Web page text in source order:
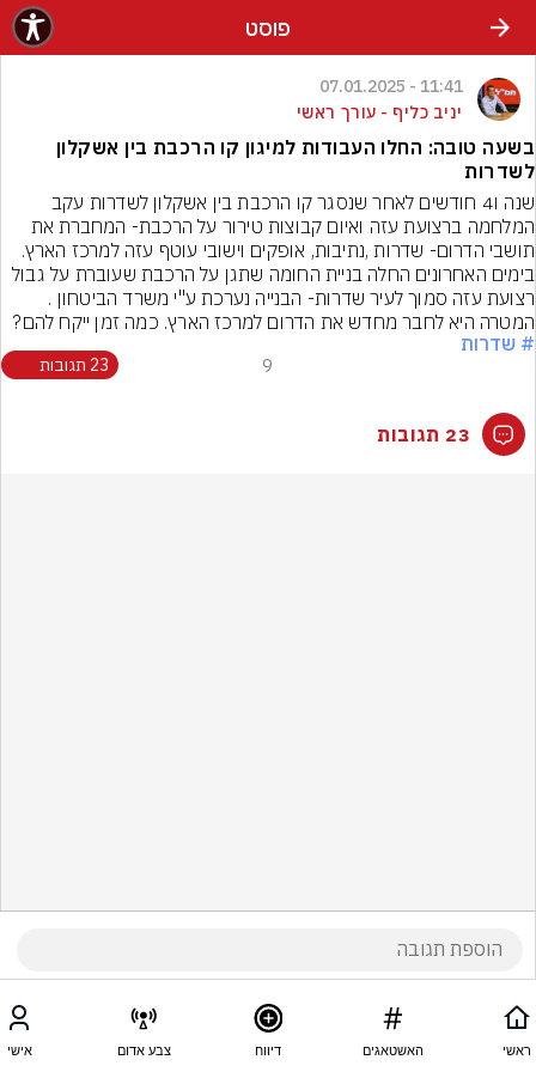
פוסט
11:41 - 07.01.2025
יניב כליף - עורך ראשי
בשעה טובה: החלו העבודות למיגון קו הרכבת בין אשקלון
לשדרות
המטרה היא לחבר מחדש את הדרום למרכז הארץ. כמה זמן ייקח להם?
# שדרות
9 23 תגובות
23 תגובות
ראשי האשטאגים דיווח צבע אדום אישי